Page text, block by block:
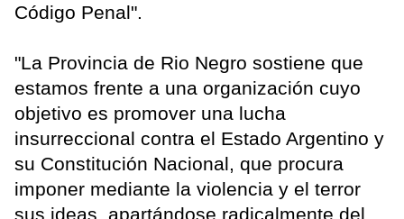
Código Penal".
"La Provincia de Rio Negro sostiene que
estamos frente a una organización cuyo
objetivo es promover una lucha
insurreccional contra el Estado Argentino y
su Constitución Nacional, que procura
imponer mediante la violencia y el terror
sus ideas, apartándose radicalmente del